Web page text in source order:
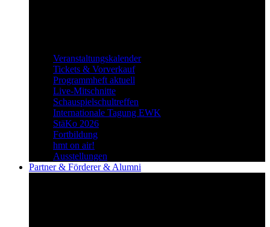
Veranstaltungskalender
Tickets & Vorverkauf
Programmheft aktuell
Live-Mitschnitte
Schauspielschultreffen
Internationale Tagung EWK
StäKo 2026
Fortbildung
hmt on air!
Ausstellungen
Partner & Förderer & Alumni